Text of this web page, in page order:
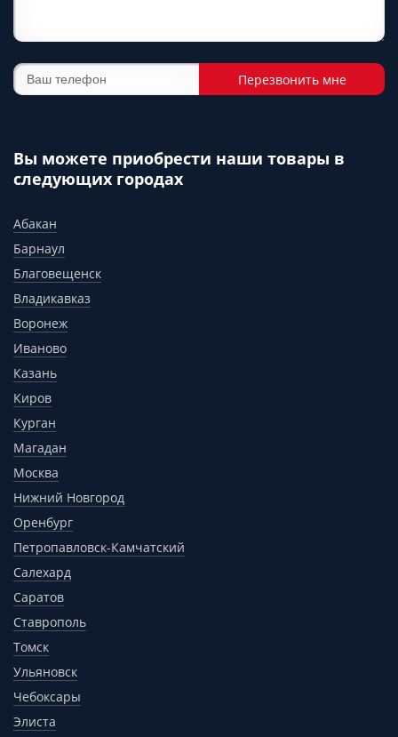
Перезвонить мне
Вы можете приобрести наши товары в
следующих городах
Абакан
Барнаул
Благовещенск
Владикавказ
Воронеж
Иваново
Казань
Киров
Курган
Магадан
Москва
Нижний Новгород
Оренбург
Петропавловск-Камчатский
Салехард
Саратов
Ставрополь
Томск
Ульяновск
Чебоксары
Элиста